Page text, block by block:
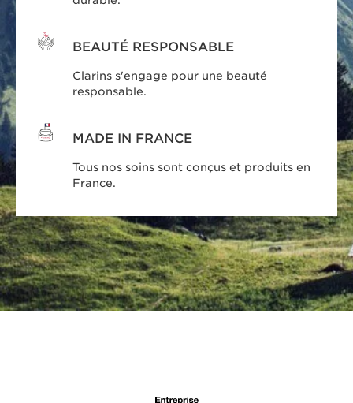
BEAUTÉ RESPONSABLE
Clarins s'engage pour une beauté
responsable.
MADE IN FRANCE
Tous nos soins sont conçus et produits en
France.